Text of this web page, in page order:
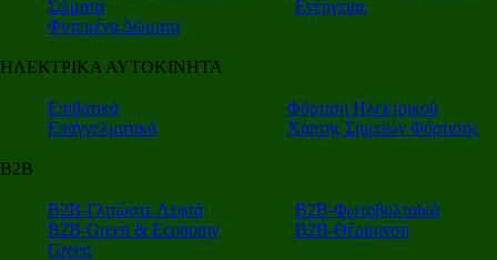
Σώματα
Φυτεμένα Δώματα
Ενέργειας
ΗΛΕΚΤΡΙΚΑ ΑΥΤΟΚΙΝΗΤΑ
Επιβατικά
Επαγγελματικά
Φόρτιση Ηλεκτρικού
Χάρτης Σημείων Φόρτισης
Β2Β
Β2Β-Γλιτώστε Λεφτά
Β2Β-Green & Economy
Green
Β2Β-Φωτοβολταϊκά
Β2Β-Θέρμανση